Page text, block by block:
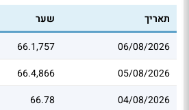
תאריך שער
06/08/2026
66.1,757
05/08/2026
66.4,866
04/08/2026
66.78